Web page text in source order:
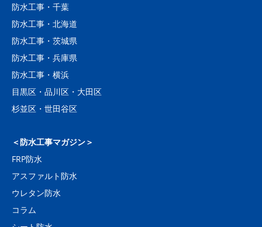
防水工事・千葉
防水工事・北海道
防水工事・茨城県
防水工事・兵庫県
防水工事・横浜
目黒区・品川区・大田区
杉並区・世田谷区
＜防水工事マガジン＞
FRP防水
アスファルト防水
ウレタン防水
コラム